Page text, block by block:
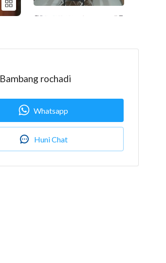
Bambang rochadi
Whatsapp
Huni Chat